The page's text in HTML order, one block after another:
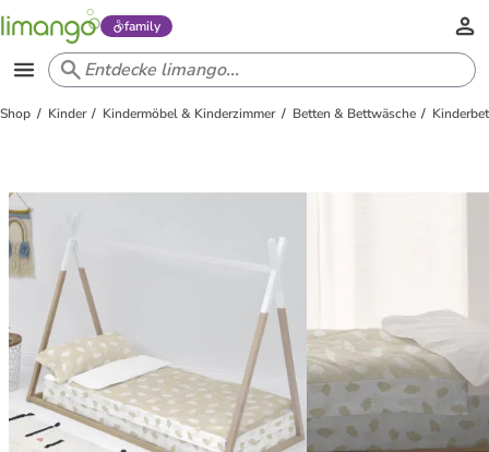
family
Shop Kinder Kindermöbel & Kinderzimmer Betten & Bettwäsche